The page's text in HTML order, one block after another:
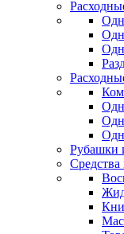
Рубашки
Средства